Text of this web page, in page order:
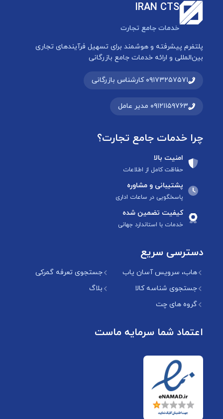
IRAN CTS
خدمات جامع تجارت
پلتفرم پیشرفته و هوشمند برای تسهیل فرآیندهای تجاری
بین‌المللی و ارائه خدمات جامع بازرگانی
۰۹۱۷۳۲۵۷۵۷۱ کارشناس بازرگانی
۰۹۱۲۱۱۵۹۷۶۳ مدیر عامل
چرا خدمات جامع تجارت؟
امنیت بالا
حفاظت کامل از اطلاعات
پشتیبانی و مشاوره
پاسخگویی در ساعات اداری
کیفیت تضمین شده
خدمات با استاندارد جهانی
دسترسی سریع
هاب، سرویس آسان یاب
جستجوی تعرفه گمرکی
جستجوی شناسه کالا
بلاگ
گروه های چت
اعتماد شما سرمایه ماست